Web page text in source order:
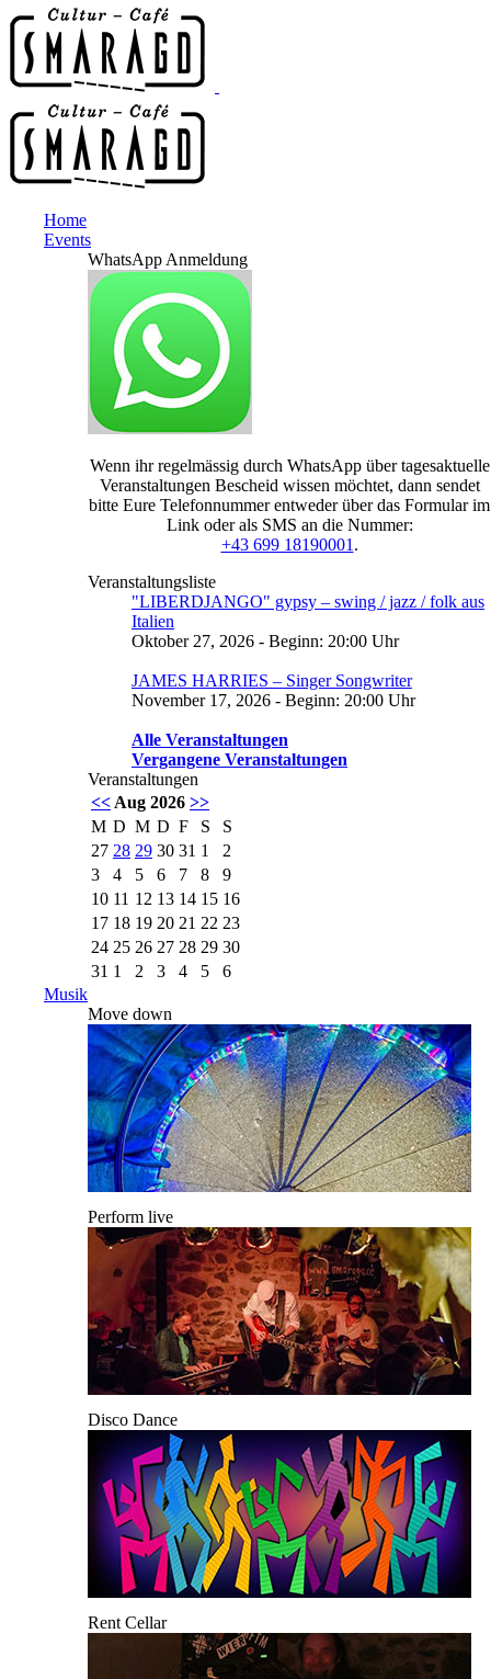
Home
Events
WhatsApp Anmeldung
Wenn ihr regelmässig durch WhatsApp über tagesaktuelle
Veranstaltungen Bescheid wissen möchtet, dann sendet
bitte Eure Telefonnummer entweder über das Formular im
Link oder als SMS an die Nummer:
+43 699 18190001 .
Veranstaltungsliste
"LIBERDJANGO" gypsy – swing / jazz / folk aus
Italien
Oktober 27, 2026 - Beginn: 20:00 Uhr
JAMES HARRIES – Singer Songwriter
November 17, 2026 - Beginn: 20:00 Uhr
Alle Veranstaltungen
Vergangene Veranstaltungen
Veranstaltungen
<< Aug 2026 >>
M D M D F S
S
27 28 29 30 31 1
2
3
4 5 6 7 8
9
10 11 12 13 14 15 16
17 18 19 20 21 22 23
24 25 26 27 28 29 30
31 1 2 3 4 5
6
Musik
Move down
Perform live
Disco Dance
Rent Cellar